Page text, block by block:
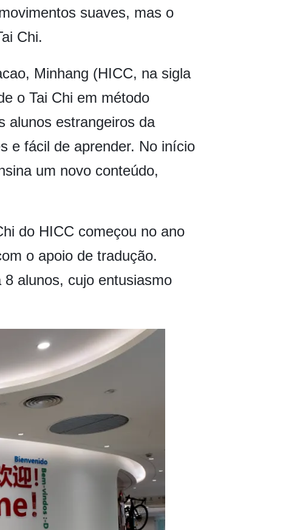
suaves, mas o
Chi.
Minhang (HICC, na sigla
o Tai Chi em método
alunos estrangeiros da
e fácil de aprender. No início
um novo conteúdo,
do HICC começou no ano
o apoio de tradução.
alunos, cujo entusiasmo